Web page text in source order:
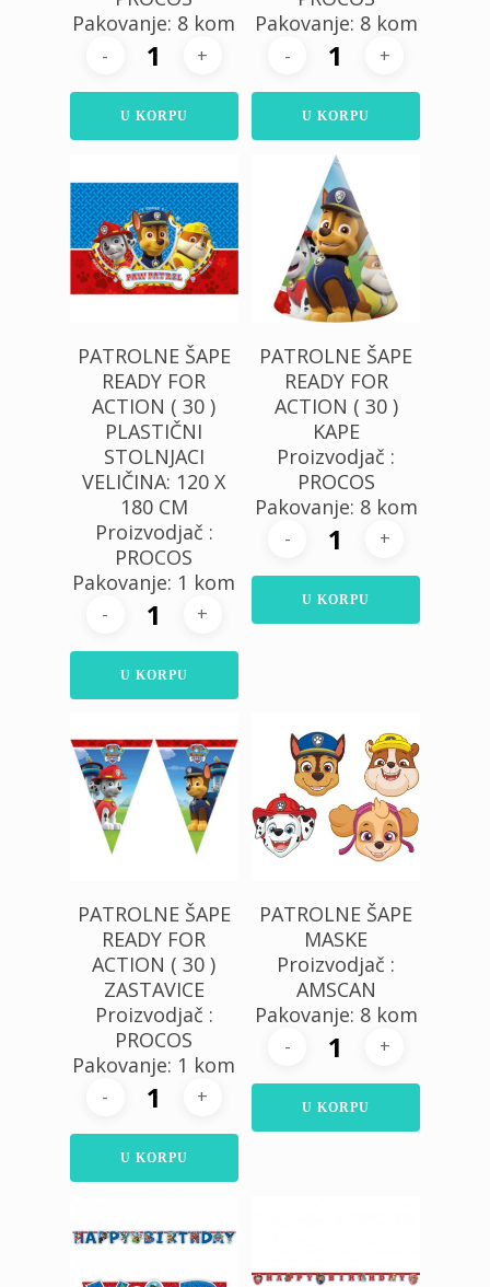
Pakovanje: 8 kom
U KORPU
Pakovanje: 8 kom
U KORPU
650,00RSD
PATROLNE ŠAPE
READY FOR
ACTION ( 30 )
PLASTIČNI
STOLNJACI
VELIČINA: 120 X
180 CM
Proizvodjač :
PROCOS
Pakovanje: 1 kom
U KORPU
320,00
PATROLNE ŠAPE
READY FOR
ACTION ( 30 )
KAPE
Proizvodjač :
PROCOS
Pakovanje: 8 kom
U KORPU
320,00RSD
PATROLNE ŠAPE
READY FOR
ACTION ( 30 )
ZASTAVICE
Proizvodjač :
PROCOS
Pakovanje: 1 kom
U KORPU
500,00 RSD
PATROLNE ŠAPE
MASKE
Proizvodjač :
AMSCAN
Pakovanje: 8 kom
U KORPU